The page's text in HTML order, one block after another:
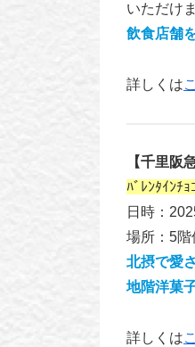
いただけ
飲食店舗
詳しくは
【千里阪
ﾊﾞﾚﾝﾀｲﾝﾁ
日時：
場所：5
北摂で愛
地階洋菓
詳しくは